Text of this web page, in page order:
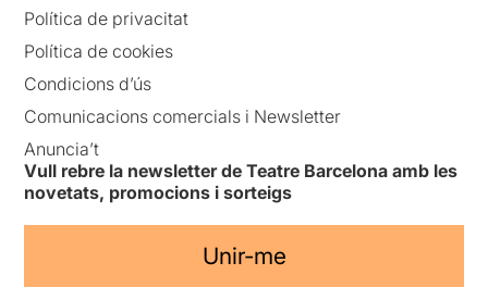
Política de privacitat
Política de cookies
Condicions d’ús
Comunicacions comercials i Newsletter
Anuncia’t
Vull rebre la newsletter de Teatre Barcelona amb les
novetats, promocions i sorteigs
Unir-me